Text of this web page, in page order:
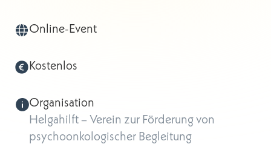
Online-Event
Kostenlos
Organisation
Helgahilft – Verein zur Förderung von
psychoonkologischer Begleitung